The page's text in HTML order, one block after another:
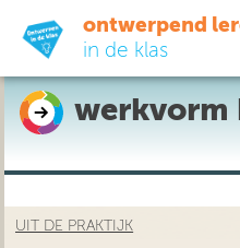
ontwerpend
in de klas
ready-to-go
do-it-yourself
werkvorm
UIT DE PRAKTIJK